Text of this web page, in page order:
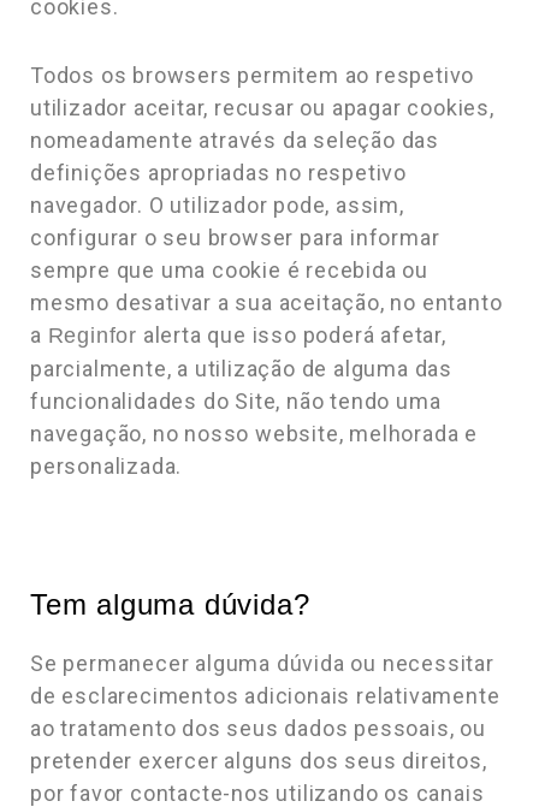
cookies.
Todos os browsers permitem ao respetivo
utilizador aceitar, recusar ou apagar cookies,
nomeadamente através da seleção das
definições apropriadas no respetivo
navegador. O utilizador pode, assim,
configurar o seu browser para informar
sempre que uma cookie é recebida ou
mesmo desativar a sua aceitação, no entanto
a Reginfor alerta que isso poderá afetar,
parcialmente, a utilização de alguma das
funcionalidades do Site, não tendo uma
navegação, no nosso website, melhorada e
personalizada.
Tem alguma dúvida?
Se permanecer alguma dúvida ou necessitar
de esclarecimentos adicionais relativamente
ao tratamento dos seus dados pessoais, ou
pretender exercer alguns dos seus direitos,
por favor contacte-nos utilizando os canais